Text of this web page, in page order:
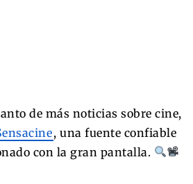
de más noticias sobre cine,
, una fuente confiable
con la gran pantalla.